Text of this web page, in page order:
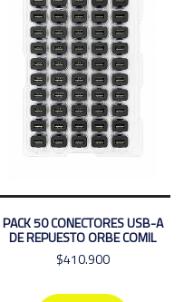
PACK 50 CONECTORES USB-A
DE REPUESTO ORBE COMIL
$410.900